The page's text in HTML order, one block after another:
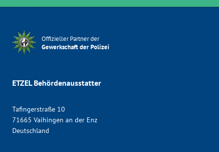
Offizieller Partner der
Gewerkschaft der Polizei
ETZEL Behördenausstatter
Tafingerstraße 10
71665 Vaihingen an der Enz
Deutschland